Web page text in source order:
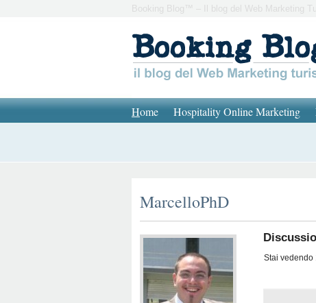
Booking Blog™ – Il blog del Web Marketing
Home Hospitality Online Marketing
MarcelloPhD
Stai vedendo